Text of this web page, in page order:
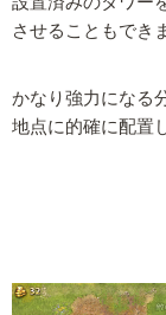
させることもでき
かなり強力になる
地点に的確に配置